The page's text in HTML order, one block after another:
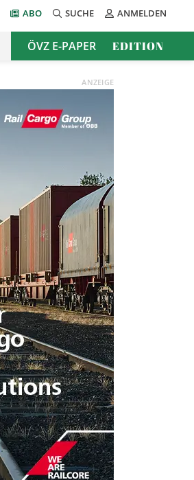
ABO SUCHE ANMELDEN
ÖVZ E-PAPER EDITION
ANZEIGE